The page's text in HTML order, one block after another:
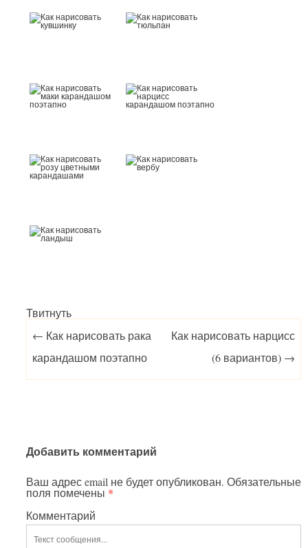
Твитнуть
Post navigation
← Как нарисовать рака
карандашом поэтапно
Как нарисовать нарцисс
(6 вариантов) →
Добавить комментарий
Ваш адрес email не будет опубликован. Обязательные
поля помечены *
Комментарий